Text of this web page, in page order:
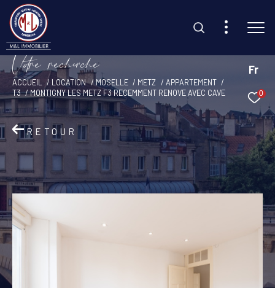
Fr
0
Vore recece
ACCUEIL LOCATION MOSELLE METZ
APPARTEMENT
T3
MONTIGNY LES METZ F3 RECEMMENT RENOVE AVEC CAVE
RETOUR
Effectuer une recherche
et trouvez le bien qui correspond à vos critères
Type d'offre
Location
Sélectionner